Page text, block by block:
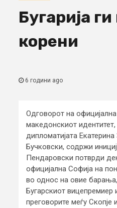
Бугарија
корени
6 години ago
Одговорот на
македонскиот
дипломатијата
Бучковски, содржи
Пендаровски потврди
официјална Софија на
во однос на овие
Бугарскиот
преговорите меѓу